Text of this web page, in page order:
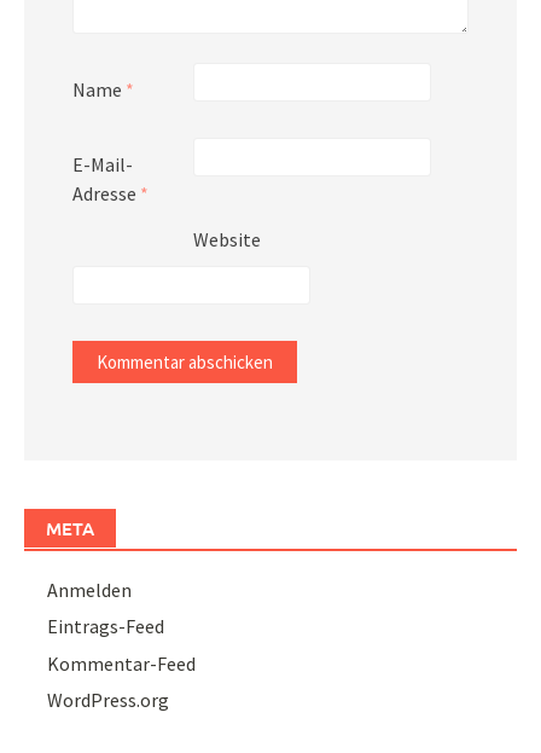
Name *
E-Mail-
Adresse *
Website
META
Anmelden
Eintrags-Feed
Kommentar-Feed
WordPress.org